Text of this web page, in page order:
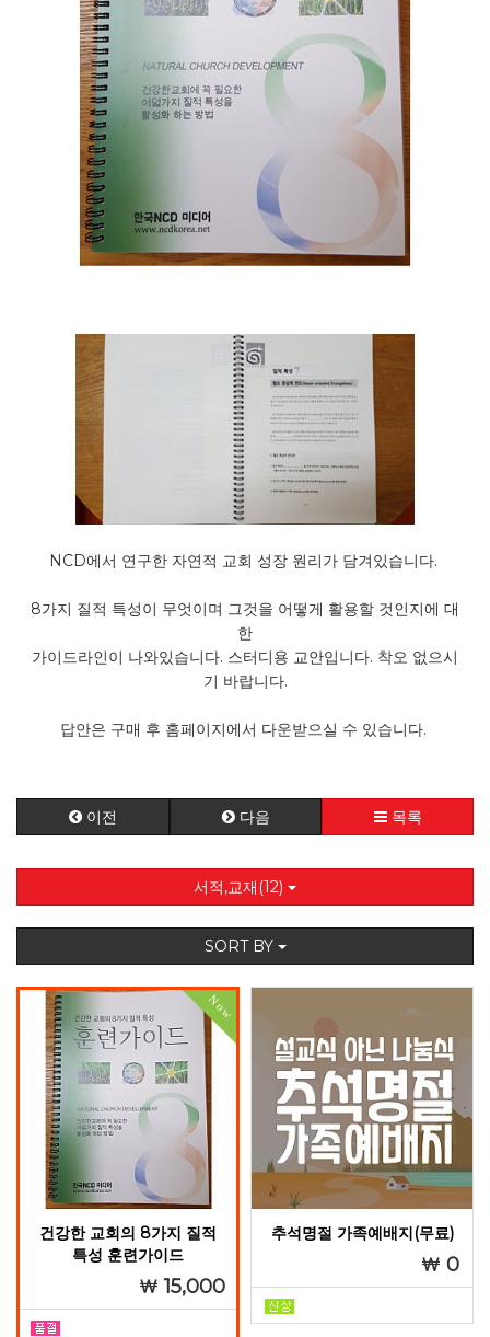
NCD에서 연구한 자연적 교회 성장 원리가 담겨있습니다.
8가지 질적 특성이 무엇이며 그것을 어떻게 활용할 것인지에 대
한
가이드라인이 나와있습니다. 스터디용 교안입니다. 착오 없으시
기 바랍니다.
답안은 구매 후 홈페이지에서 다운받으실 수 있습니다.
이전 다음 목록
서적,교재(12)
SORT BY
Now
건강한 교회의 8가지 질적
특성 훈련가이드
15,000
추석명절 가족예배지(무료)
0